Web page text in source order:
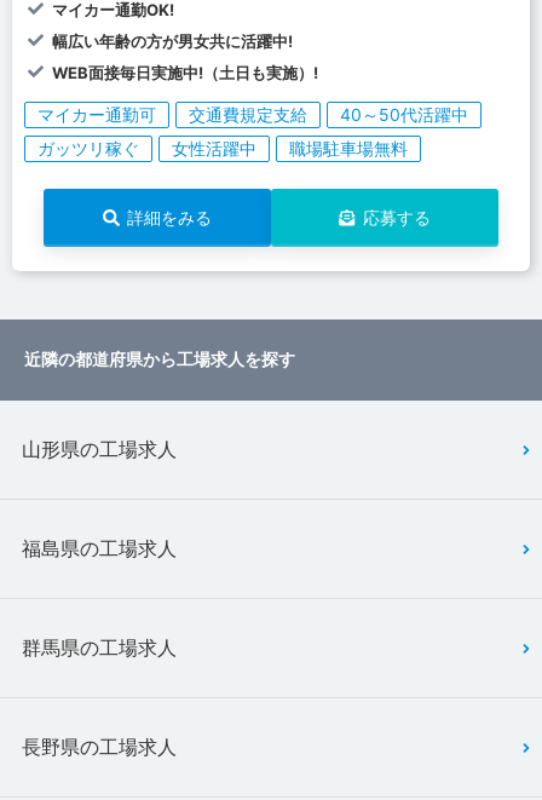
マイカー通勤OK!
幅広い年齢の方が男女共に活躍中!
WEB面接毎日実施中!（土日も実施）!
マイカー通勤可 交通費規定支給
40～50代活躍中
ガッツリ稼ぐ
女性活躍中 職場駐車場無料
詳細をみる 応募する
近隣の都道府県から工場求人を探す
山形県の工場求人
福島県の工場求人
群馬県の工場求人
長野県の工場求人